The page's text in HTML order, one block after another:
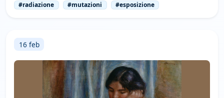
#radiazione #mutazioni #esposizione
16 feb